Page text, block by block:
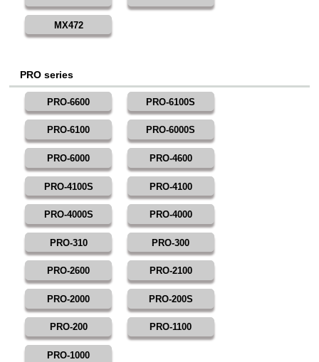
MX472
PRO series
PRO-6600 PRO-6100S
PRO-6100 PRO-6000S
PRO-6000 PRO-4600
PRO-4100S PRO-4100
PRO-4000S PRO-4000
PRO-310 PRO-300
PRO-2600 PRO-2100
PRO-2000 PRO-200S
PRO-200 PRO-1100
PRO-1000